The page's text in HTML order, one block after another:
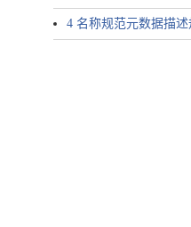
4 名称规范元数据描述